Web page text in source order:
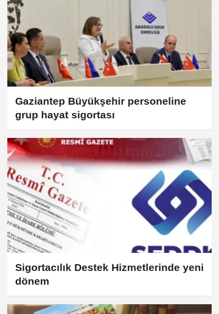
Gaziantep Büyükşehir personeline
grup hayat sigortası
Sigortacılık Destek Hizmetlerinde yeni
dönem